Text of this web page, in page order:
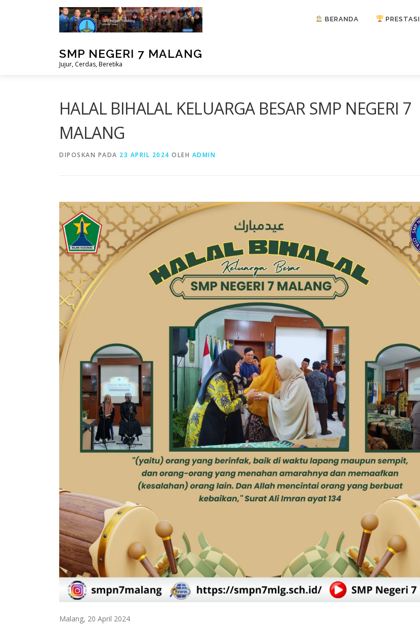
SMP NEGERI 7 MALANG
Jujur, Cerdas, Beretika
BERANDA PRESTASI
HALAL BIHALAL KELUARGA BESAR SMP NEGERI 7
MALANG
DIPOSKAN PADA 23 APRIL 2024 OLEH ADMIN
Malang, 20 April 2024